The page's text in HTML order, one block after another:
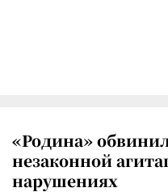
«Родина»
незаконной
нарушениях